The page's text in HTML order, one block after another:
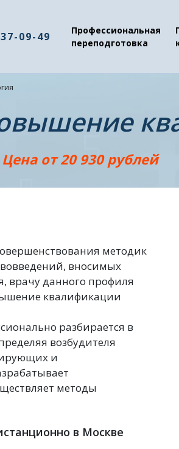
09-49
Профессиональная
переподготовка
Цена от 20 930 рублей
методик
вносимых
врачу данного профиля
квалификации
разбирается в
возбудителя
и
методы
в Москве